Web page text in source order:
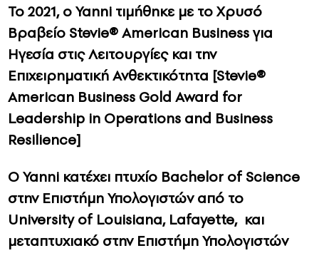
Το 2021, ο Yanni τιμήθηκε με το Χρυσό
Βραβείο Stevie® American Business για
Ηγεσία στις Λειτουργίες και την
Επιχειρηματική Ανθεκτικότητα [Stevie®
American Business Gold Award for
Leadership in Operations and Business
Resilience]
Ο Yanni κατέχει πτυχίο Bachelor of Science
στην Επιστήμη Υπολογιστών από το
University of Louisiana, Lafayette, και
μεταπτυχιακό στην Επιστήμη Υπολογιστών